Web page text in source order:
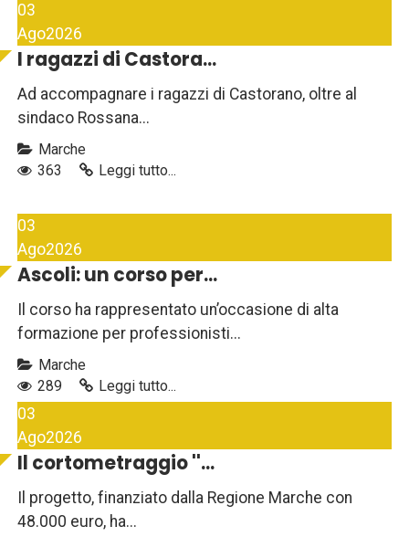
03
Ago2026
I ragazzi di Castora...
Ad accompagnare i ragazzi di Castorano, oltre al
sindaco Rossana...
Marche
363
Leggi tutto...
03
Ago2026
Ascoli: un corso per...
Il corso ha rappresentato un’occasione di alta
formazione per professionisti...
Marche
289
Leggi tutto...
03
Ago2026
Il cortometraggio ''...
Il progetto, finanziato dalla Regione Marche con
48.000 euro, ha...